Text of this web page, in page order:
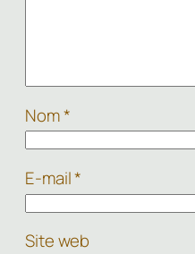
Nom*
E-mail*
Site web